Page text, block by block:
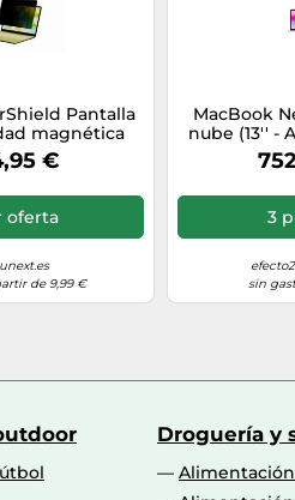
Pantalla
magnética
Neo de 13
€
oferta
de 9,99 €
MacBook
nube (13'' -
Core -
SSD -
3
sin
Droguería y